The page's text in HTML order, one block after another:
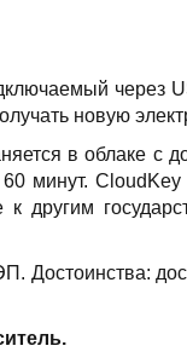
через
новую
в облаке с
минут.
другим
Достоинства: